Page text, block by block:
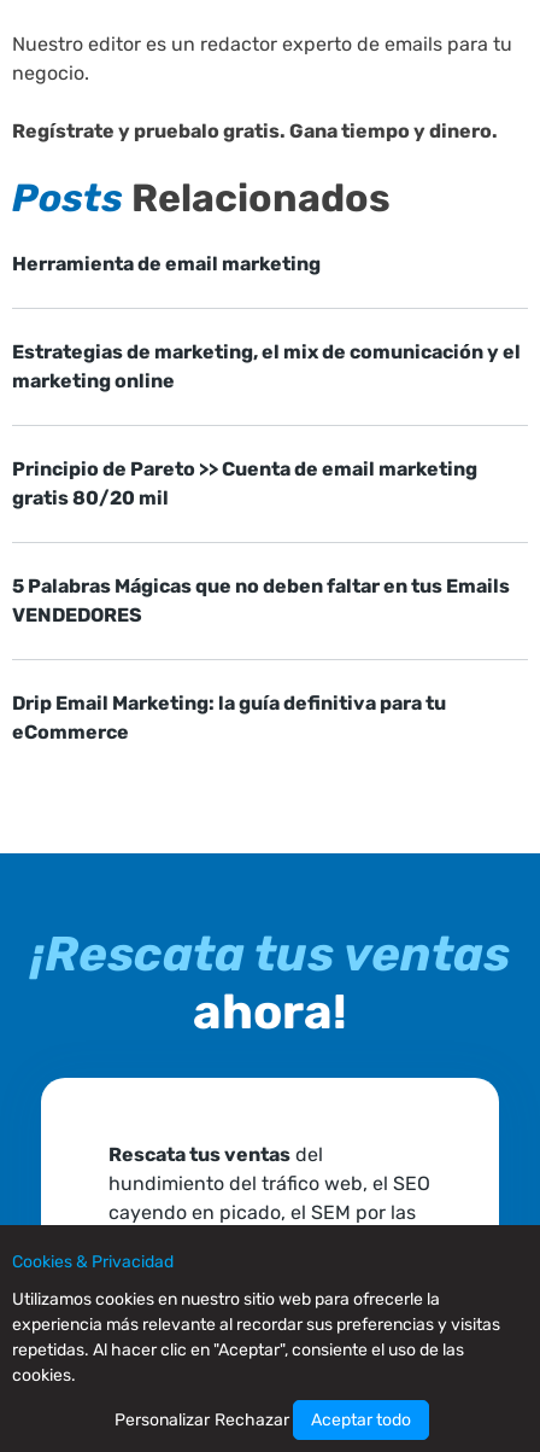
Nuestro editor es un redactor experto de emails para tu
negocio.
Regístrate y pruebalo gratis. Gana tiempo y dinero.
Posts Relacionados
Herramienta de email marketing
Estrategias de marketing, el mix de comunicación y el
marketing online
Principio de Pareto >> Cuenta de email marketing
gratis 80/20 mil
5 Palabras Mágicas que no deben faltar en tus Emails
VENDEDORES
Drip Email Marketing: la guía definitiva para tu
eCommerce
¡Rescata tus ventas
ahora!
Rescata tus ventasdel
hundimiento del tráfico web, el SEO
cayendo en picado, el SEM por las
ineficientes. El email marketing
sigue funcionando como siempre,
es predecible, sencillo y rentable.
Crea tu cuenta gratuita y envía
máximo de 20.000 contactos,
gratis. Consigue mucho más, por
Cookies & Privacidad
Utilizamos cookies en nuestro sitio web para ofrecerle la
experiencia más relevante al recordar sus preferencias y visitas
repetidas. Al hacer clic en "Aceptar", consiente el uso de las
cookies.
Personalizar Rechazar Aceptar todo